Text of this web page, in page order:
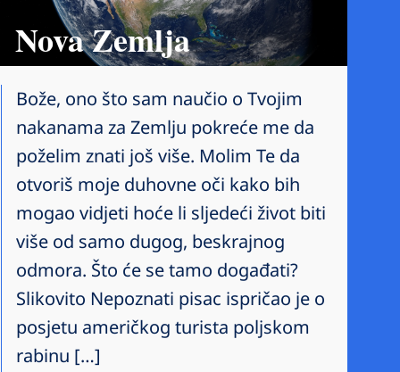
Nova Zemlja
Bože, ono što sam naučio o Tvojim
nakanama za Zemlju pokreće me da
poželim znati još više. Molim Te da
otvoriš moje duhovne oči kako bih
mogao vidjeti hoće li sljedeći život biti
više od samo dugog, beskrajnog
odmora. Što će se tamo događati?
Slikovito Nepoznati pisac ispričao je o
posjetu američkog turista poljskom
rabinu […]